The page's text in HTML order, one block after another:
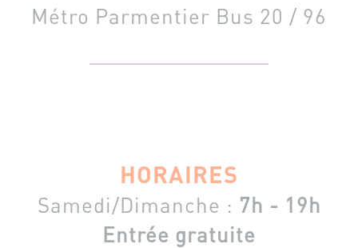
Métro Parmentier Bus 20 / 96
HORAIRES
Samedi/Dimanche : 7h - 19h
Entrée gratuite